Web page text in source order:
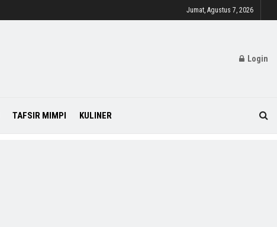
Jumat, Agustus 7, 2026
Login
TAFSIR MIMPI KULINER